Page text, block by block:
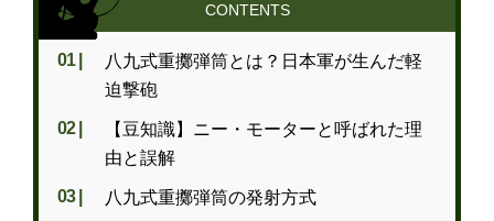
お知らせ
買取実績
ご利用案内
CONTENTS
八九式重擲弾筒とは？日本軍が生んだ軽
迫撃砲
【豆知識】ニー・モーターと呼ばれた理
由と誤解
八九式重擲弾筒の発射方式